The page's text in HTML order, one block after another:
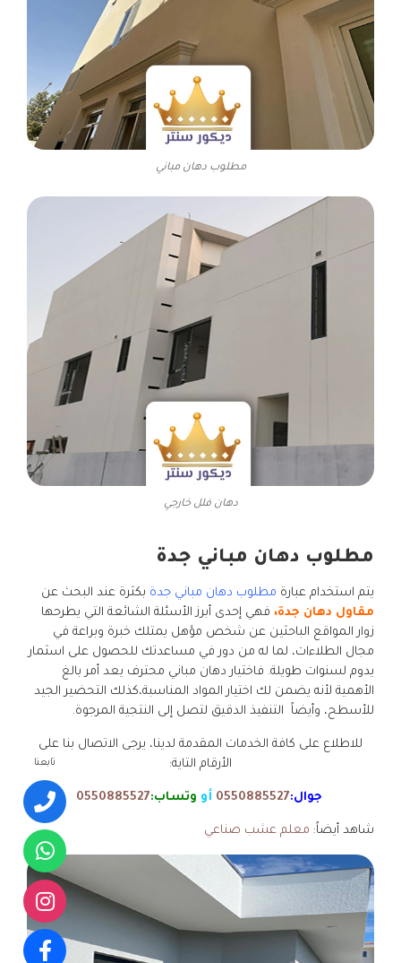
مطلوب دهان مباني
دهان فلل خارجي
مطلوب دهان مباني جدة
يتم استخدام عبارة مطلوب دهان مباني جدة بكثرة عند البحث عن
مقاول دهان جدة، فهي إحدى أبرز الأسئلة الشائعة التي يطرحها
زوار المواقع الباحثين عن شخص مؤهل يمتلك خبرة وبراعة في
مجال الطلاءات، لما له من دور في مساعدتك للحصول على اسثمار
يدوم لسنوات طويلة. فاختيار دهان مباني محترف يعد أمر بالغ
الأهمية لأنه يضمن لك اختيار المواد المناسبة،كذلك التحضير الجيد
للأسطح، وأيضاً التنفيذ الدقيق لتصل إلى النتجية المرجوة.
للاطلاع على كافة الخدمات المقدمة لدينا، يرجى الاتصال بنا على
الأرقام التاية:
جوال:0550885527 أو وتساب:0550885527
شاهد أيضاً: معلم عشب صناعي
تابعنا